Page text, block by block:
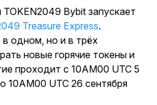
Bybit запускает
Treasure Express.
в одном, но и в трёх
новые горячие токены и
проходит с 10AM00 UTC 5
10AM00 UTC 26 сентября